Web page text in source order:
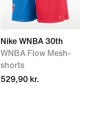
Nike WNBA 30th
WNBA Flow Mesh-
shorts
529,90 kr.